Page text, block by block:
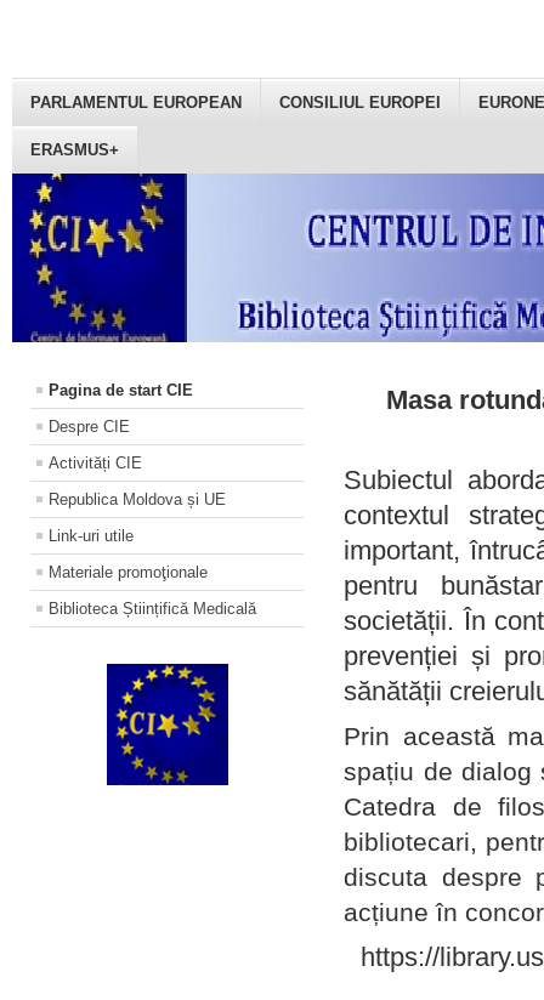
PARLAMENTUL EUROPEAN CONSILIUL EUROPEI
ERASMUS+
Pagina de start CIE
Despre CIE
Activități CIE
Republica Moldova și UE
Link-uri utile
Materiale promoţionale
Biblioteca Științifică Medicală
Masa
Subiectul
contextul
important,
pentru
societății. În
prevenției și
sănătății
Prin această
spațiu de dialog
Catedra de
bibliotecari,
discuta despre
acțiune în
https://